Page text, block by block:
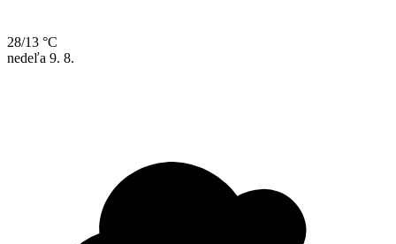
28/13 °C
nedeľa 9. 8.